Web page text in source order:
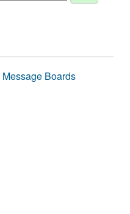
Message Boards